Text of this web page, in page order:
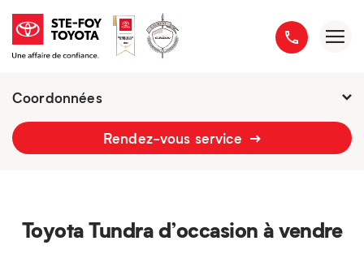
Coordonnées
Fermé : Ouverture-
Rendez-vous service
Toyota Tundra d’occasion à vendre